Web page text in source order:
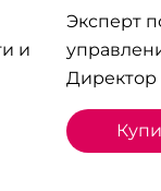
и
Эксперт
Директор